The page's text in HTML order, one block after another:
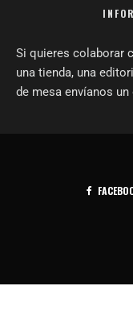
Si quieres colaborar
una tienda, una
de mesa envíanos